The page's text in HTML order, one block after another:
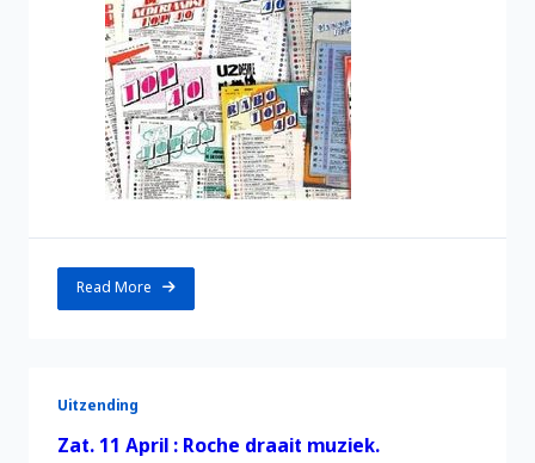
Read More
Uitzending
Zat. 11 April : Roche draait muziek.